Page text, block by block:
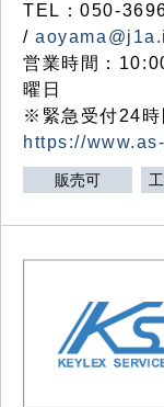
TEL：050-
/
営業時間：
曜日
※緊急受付24
https://
販売可